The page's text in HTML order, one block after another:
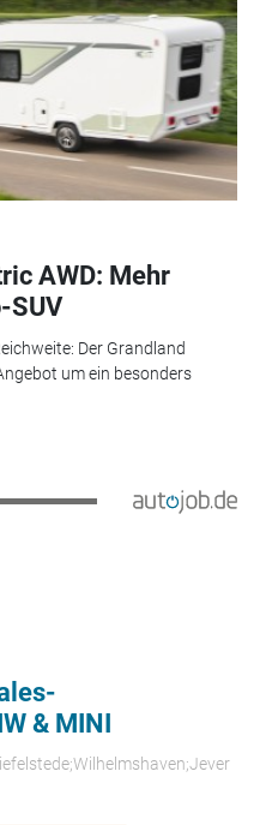
AWD: Mehr
SUV
Der Grandland
um ein besonders
& MINI